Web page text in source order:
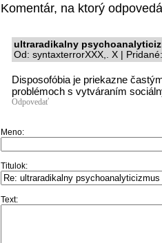
Komentár, na ktorý
ultraradikalny
Od: syntaxterrorXXX,. X |
Disposofóbia je priekazne
problémoch s vytváraním
Odpovedať
Meno:
Titulok:
Text: